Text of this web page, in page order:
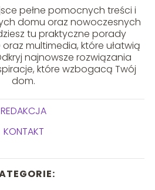
pełne pomocnych treści i
domu oraz nowoczesnych
tu praktyczne porady
oraz multimedia, które ułatwią
najnowsze rozwiązania
które wzbogacą Twój
dom.
REDAKCJA
KONTAKT